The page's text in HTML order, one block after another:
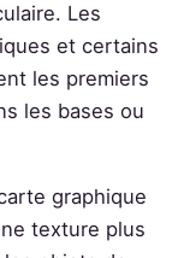
Les
et certains
les premiers
les bases ou
graphique
texture plus